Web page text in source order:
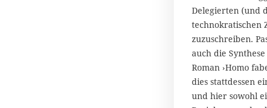
r
2
0
2
1
Delegierten (und
technokratischen
zuzuschreiben.
auch die
Roman ›Homo
dies stattdessen
und hier sowohl